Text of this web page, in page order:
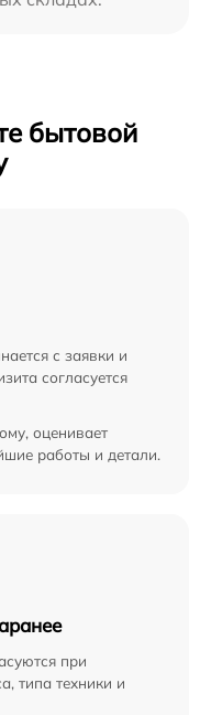
бытовой
с заявки и
согласуется
оценивает
работы и детали.
при
типа техники и